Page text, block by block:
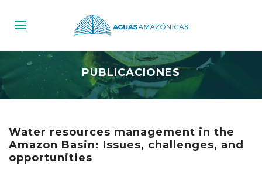
PUBLICACIONES
Water resources management in the
Amazon Basin: Issues, challenges, and
opportunities